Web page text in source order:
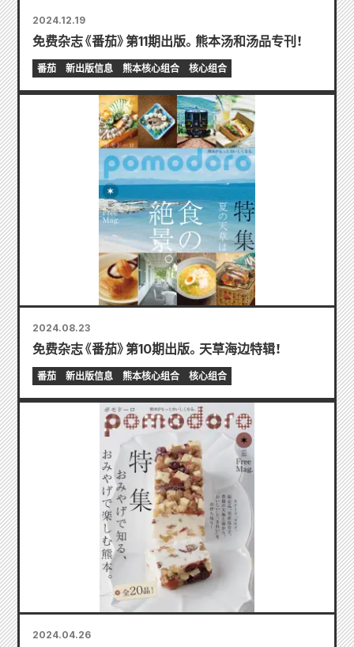
2024.12.19
免费杂志《番茄》第11期出版。熊本汤和汤品专刊！
番茄 新出版信息 熊本核心组合 核心组合
2024.08.23
免费杂志《番茄》第10期出版。天草海边特辑！
番茄 新出版信息 熊本核心组合 核心组合
2024.04.26